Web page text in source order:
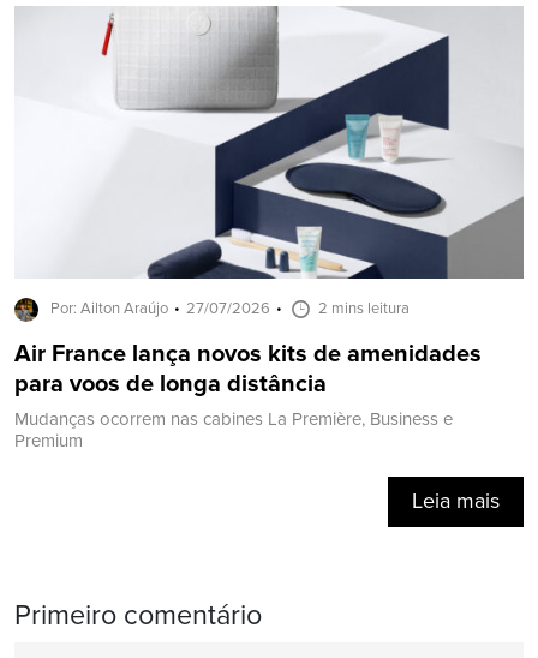
Por: Ailton Araújo 27/07/2026 2 mins leitura
Air France lança novos kits de amenidades
para voos de longa distância
Mudanças ocorrem nas cabines La Première, Business e
Premium
Leia mais
Primeiro comentário